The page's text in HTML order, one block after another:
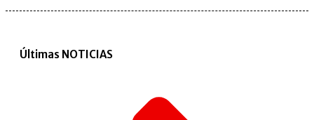
Últimas NOTICIAS